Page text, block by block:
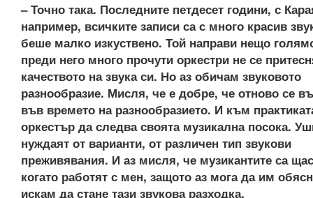
– Точно така. Последните петдесет години, с
например, всичките записи са с много красив
беше малко изкуствено. Той направи нещо
преди него много прочути оркестри не се
качеството на звука си. Но аз обичам звуковото
разнообразие. Мисля, че е добре, че отново се
във времето на разнообразието. И към
оркестър да следва своята музикална посока.
нуждаят от варианти, от различен тип звукови
преживявания. И аз мисля, че музикантите са
когато работят с мен, защото аз мога да им
искам да стане тази звукова разходка.